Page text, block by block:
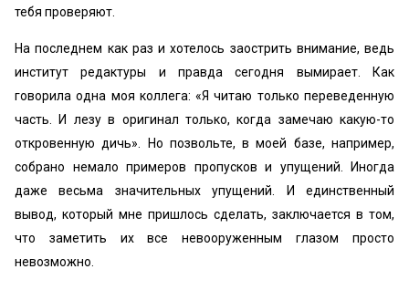
тебя проверяют.
На последнем как раз и хотелось заострить внимание, ведь
институт редактуры и правда сегодня вымирает. Как
говорила одна моя коллега: «Я читаю только переведенную
часть. И лезу в оригинал только, когда замечаю какую-то
откровенную дичь». Но позвольте, в моей базе, например,
собрано немало примеров пропусков и упущений. Иногда
даже весьма значительных упущений. И единственный
вывод, который мне пришлось сделать, заключается в том,
что заметить их все невооруженным глазом просто
невозможно.